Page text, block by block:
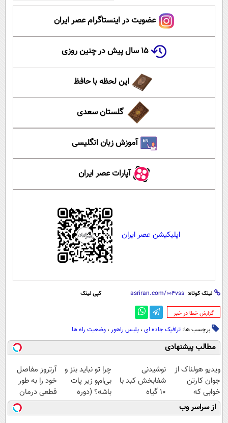
عضویت در اینستاگرام عصر ایران
۱۵ سال پیش در چنین روزی
این لحظه با حافظ
گلستان سعدی
آموزش زبان انگلیسی
آپارات عصر ایران
اپلیکیشن عصر ایران
لینک کوتاه: کپی لینک
‌گزارش خطا در خبر
برچسب ها: ترافیک جاده ای ، پلیس راهور ، وضعیت راه ها
مطالب پیشنهادی
ویدیو هولناک از
جوان کارتن
خوابی که
میلیاردر شد.
آموزش رایگان
نوشیدنی
شفابخش کبد با
10 گیاه
موثر(تخفیف تا
امشب)
چرا تو نباید بنز و
بی‌ام‌و زیر پات
باشه؟ (دوره
رایگان درآمد
میلیاردی)
آرتروز مفاصل
خود را به طور
قطعی درمان
کنید!
◗پرسش‌نامه◖
از سراسر وب